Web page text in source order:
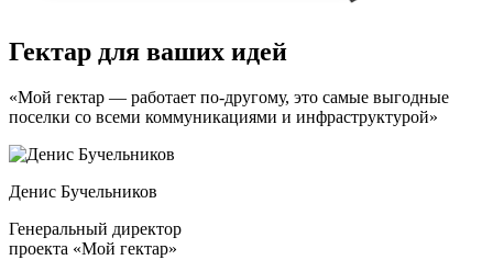
Гектар для ваших идей
«Мой гектар — работает по-другому, это самые выгодные
поселки со всеми коммуникациями и инфраструктурой»
Денис Бучельников
Генеральный директор
проекта «Мой гектар»